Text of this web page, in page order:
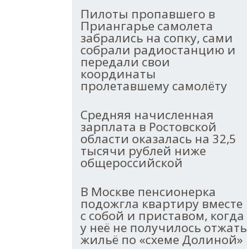
Пилоты пропавшего в
Приангарье самолета
забрались на сопку, сами
собрали радиостанцию и
передали свои
координаты
пролетавшему самолёту
Средняя начисленная
зарплата в Ростовской
области оказалась на 32,5
тысячи рублей ниже
общероссийской
В Москве пенсионерка
подожгла квартиру вместе
с собой и приставом, когда
у неё не получилось отжать
жильё по «схеме Долиной»